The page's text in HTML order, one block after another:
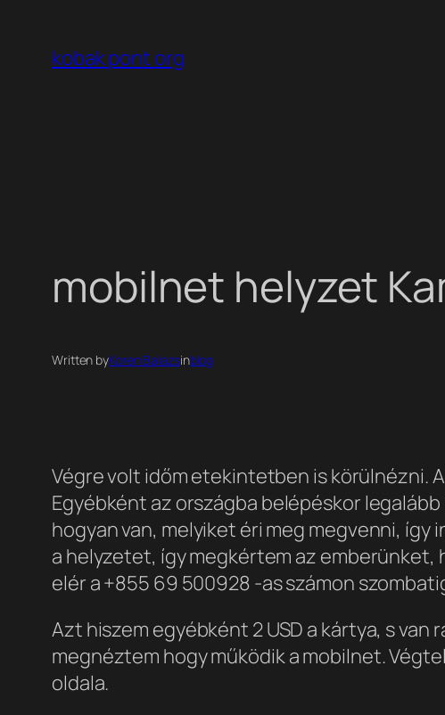
tartalomhoz
kobak pont org
mobilnet helyzet
Written byKoren Balazsinblog
Végre volt időm etekintetben is körülnézni.
Egyébként az országba belépéskor
hogyan van, melyiket éri meg megvenni,
a helyzetet, így megkértem az emberünket,
elér a +855 69 500928 -as számon
Azt hiszem egyébként 2 USD a kártya, s
megnéztem hogy működik a mobilnet.
oldala.